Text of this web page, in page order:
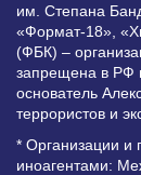
им. Степана
«Формат-18»,
(ФБК) –
запрещена в РФ
основатель
террористов и
* Организации
иноагентами: